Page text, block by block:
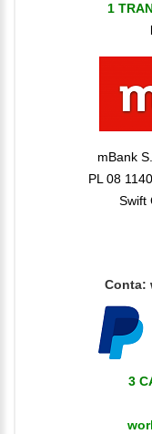
1
PL 08
Swift
Conta:
3